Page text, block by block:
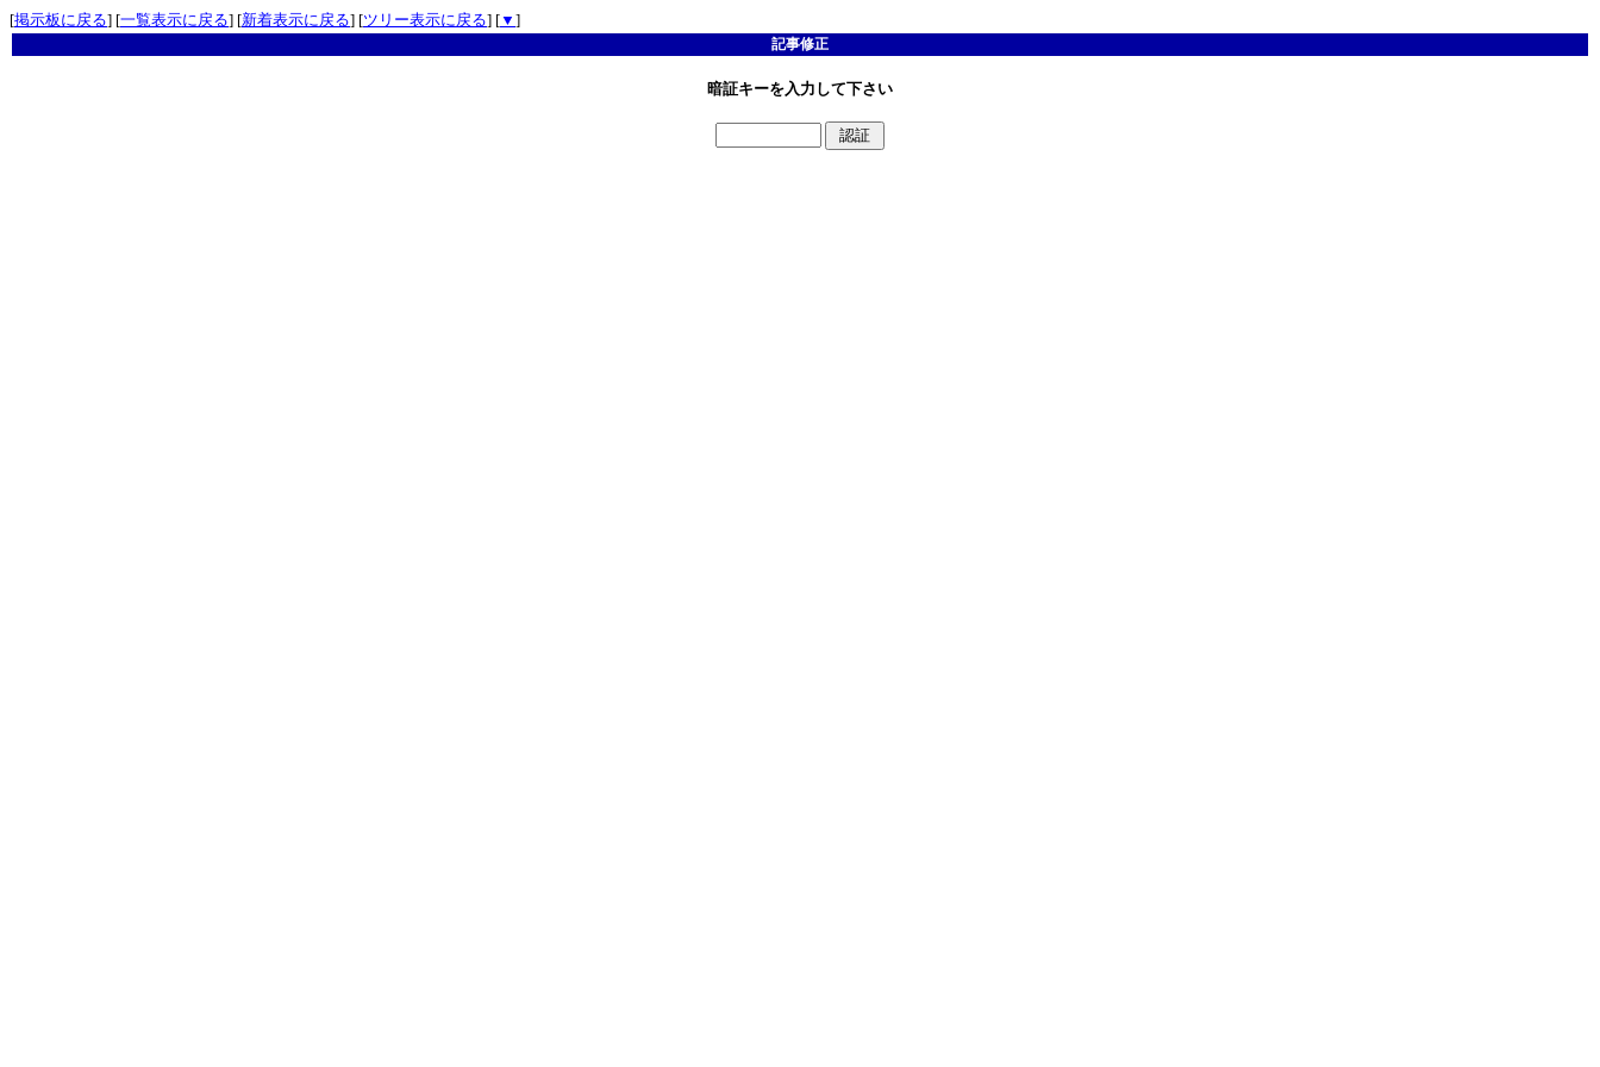
[掲示板に戻る] [一覧表示に戻る] [新着表示に戻る] [ツリー表示に戻る] [▼ ]
記事修正
暗証キーを入力して下さい